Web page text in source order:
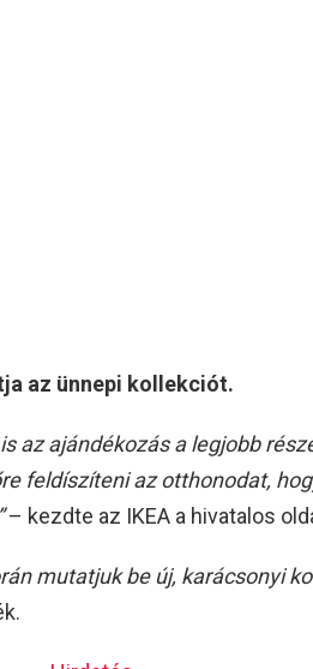
az ünnepi kollekciót.
az ajándékozás a legjobb
feldíszíteni az otthonodat,
– kezdte az IKEA a hivatalos
mutatjuk be új, karácsonyi